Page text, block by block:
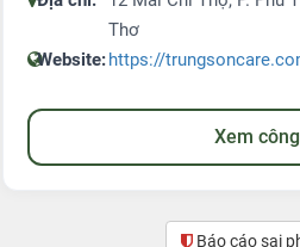
Thơ
Website:https://
Xem
Báo cáo sai